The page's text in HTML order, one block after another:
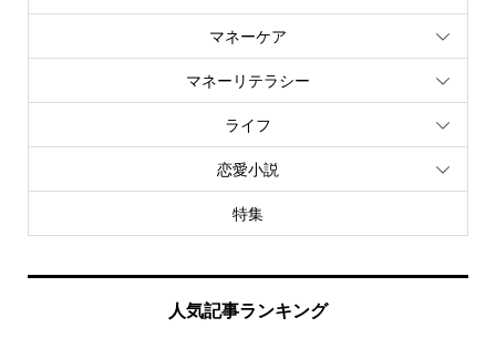
マネーケア
マネーリテラシー
ライフ
恋愛小説
特集
人気記事ランキング